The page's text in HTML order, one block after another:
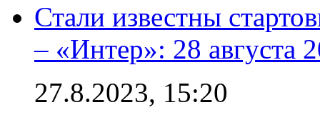
Стали известны
– «Интер»: 28 августа
27.8.2023, 15:20